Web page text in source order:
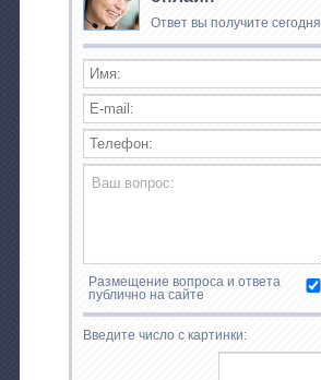
Ответ вы получите сегодня
Размещение вопроса и ответа
публично на сайте
Введите число с картинки: